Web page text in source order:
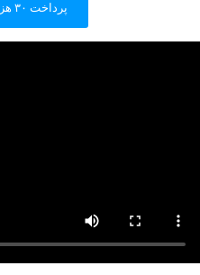
پرداخت ۳۰ هزارتومان ماهانه